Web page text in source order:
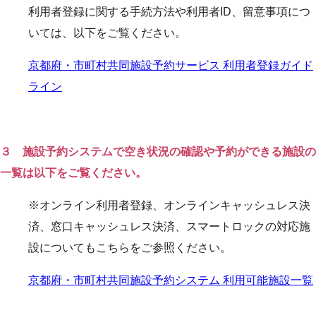
利用者登録に関する手続方法や利用者ID、留意事項につ
いては、以下をご覧ください。
京都府・市町村共同施設予約サービス 利用者登録ガイド
ライン
３ 施設予約システムで空き状況の確認や予約ができる施設の
一覧は以下をご覧ください。
※オンライン利用者登録、オンラインキャッシュレス決
済、窓口キャッシュレス決済、スマートロックの対応施
設についてもこちらをご参照ください。
京都府・市町村共同施設予約システム 利用可能施設一覧